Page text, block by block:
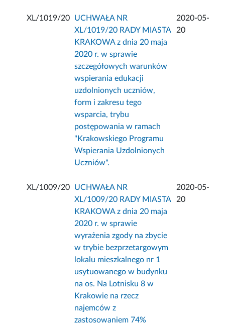
XL/1019/20
UCHWAŁA NR
XL/1019/20 RADY MIASTA
KRAKOWA z dnia 20 maja
2020 r. w sprawie
szczegółowych warunków
wspierania edukacji
uzdolnionych uczniów,
form i zakresu tego
wsparcia, trybu
postępowania w ramach
"Krakowskiego Programu
Wspierania Uzdolnionych
Uczniów".
2020-05-
20
XL/1009/20
UCHWAŁA NR
XL/1009/20 RADY MIASTA
KRAKOWA z dnia 20 maja
2020 r. w sprawie
wyrażenia zgody na zbycie
w trybie bezprzetargowym
lokalu mieszkalnego nr 1
usytuowanego w budynku
na os. Na Lotnisku 8 w
Krakowie na rzecz
najemców z
zastosowaniem 74%
2020-05-
20